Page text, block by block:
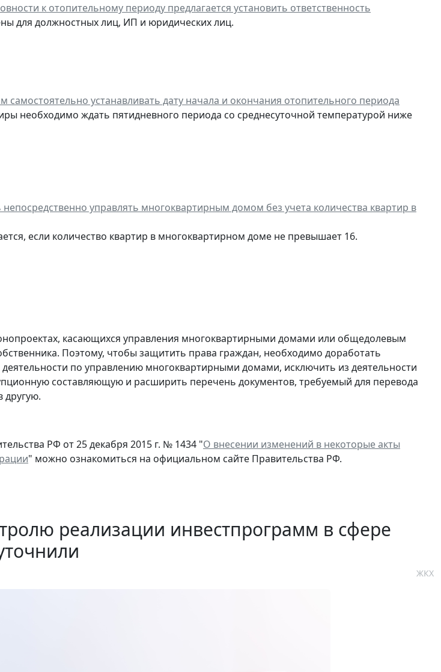
к отопительному периоду предлагается установить ответственность
для должностных лиц, ИП и юридических лиц.
самостоятельно устанавливать дату начала и окончания отопительного периода
необходимо ждать пятидневного периода со среднесуточной температурой ниже
управлять многоквартирным домом без учета количества квартир в
если количество квартир в многоквартирном доме не превышает 16.
касающихся управления многоквартирными домами или общедолевым
Поэтому, чтобы защитить права граждан, необходимо доработать
по управлению многоквартирными домами, исключить из деятельности
составляющую и расширить перечень документов, требуемый для перевода
другую.
РФ от 25 декабря 2015 г. № 1434 "О внесении изменений в некоторые акты
" можно ознакомиться на официальном сайте Правительства РФ.
реализации инвестпрограмм в сфере
ЖКХ